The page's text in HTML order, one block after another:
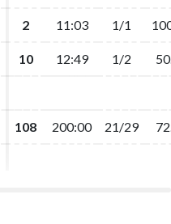
2 11:03 1/1
10 12:49 1/2
108 200:00 21/29
2 11:03 1/1
10 12:49 1/2
108 200:00 21/29